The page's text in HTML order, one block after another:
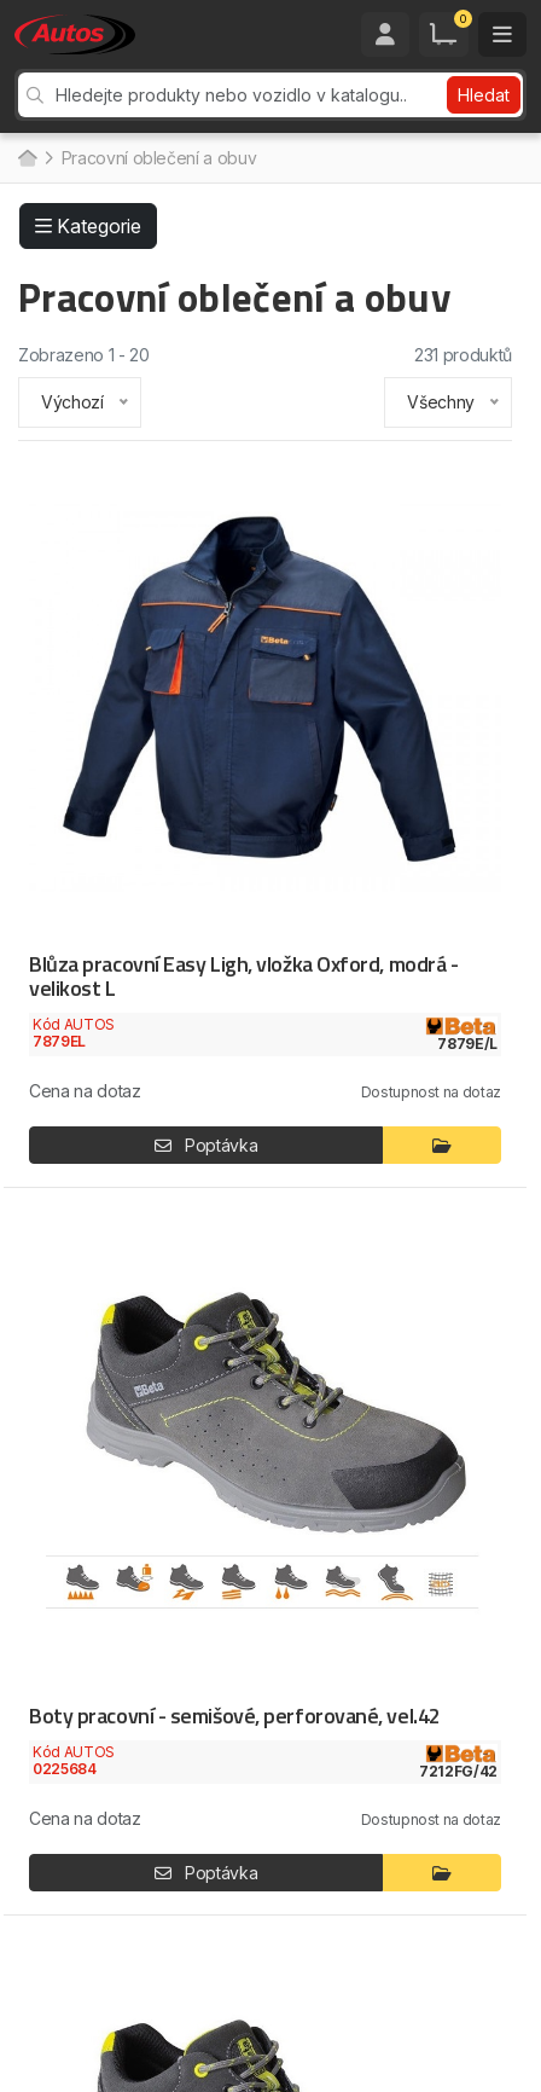
0
Hledat
Pracovní oblečení a obuv
Kategorie
Pracovní oblečení a obuv
Zobrazeno 1 - 20 231 produktů
Výchozí Všechny
Blůza pracovní Easy Ligh, vložka Oxford, modrá -
velikost L
Kód AUTOS
7879EL
7879E/L
Cena na dotaz Dostupnost na dotaz
Poptávka
Boty pracovní - semišové, perforované, vel.42
Kód AUTOS
0225684
7212FG/42
Cena na dotaz Dostupnost na dotaz
Poptávka